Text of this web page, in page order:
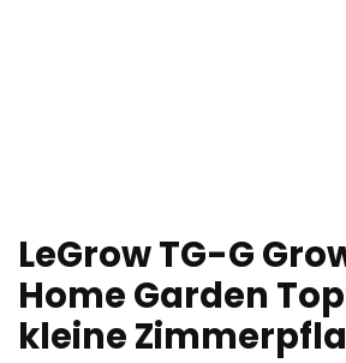
LeGrow TG-G
Home Garden
kleine